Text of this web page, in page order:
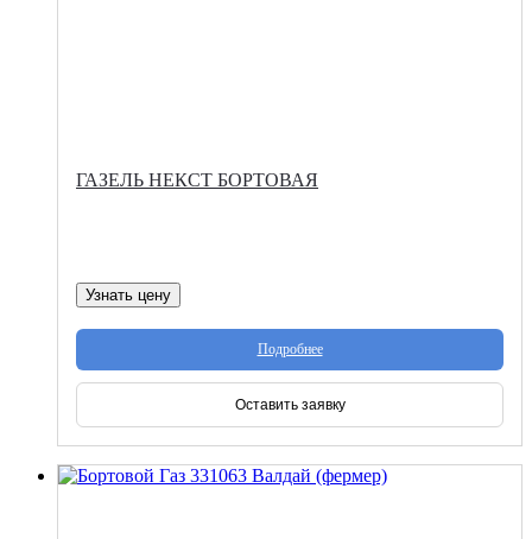
ГАЗЕЛЬ НЕКСТ БОРТОВАЯ
Узнать цену
Подробнее
Оставить заявку